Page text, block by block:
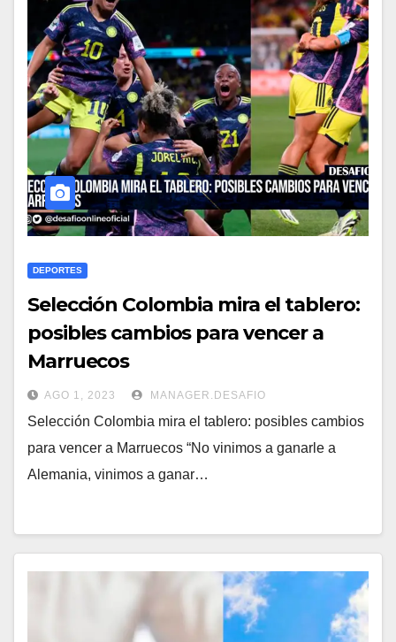
DEPORTES
Selección Colombia mira el tablero:
posibles cambios para vencer a
Marruecos
AGO 1, 2023 MANAGER.DESAFIO
Selección Colombia mira el tablero: posibles cambios
para vencer a Marruecos “No vinimos a ganarle a
Alemania, vinimos a ganar…